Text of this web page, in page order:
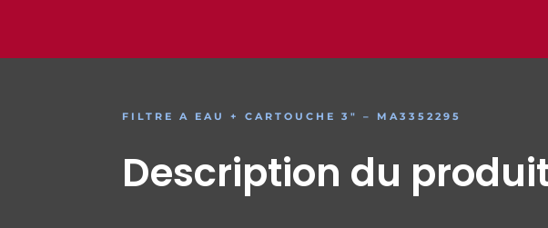
FILTRE A EAU + CARTOUCHE 3″ – MA3352295
Description du